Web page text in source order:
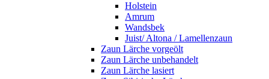
Holstein
Amrum
Wandsbek
Juist/ Altona / Lamellenzaun
Zaun Lärche vorgeölt
Zaun Lärche unbehandelt
Zaun Lärche lasiert